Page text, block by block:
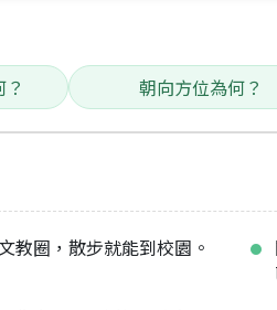
朝向方位為何？
教圈，散步就能到校園。